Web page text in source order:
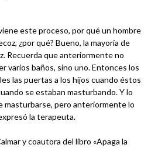
este proceso, por qué un hombre
¿por qué? Bueno, la mayoría de
Recuerda que anteriormente no
varios baños, sino uno. Entonces los
las puertas a los hijos cuando éstos
se estaban masturbando. Y lo
masturbarse, pero anteriormente lo
la terapeuta.
y coautora del libro «Apaga la